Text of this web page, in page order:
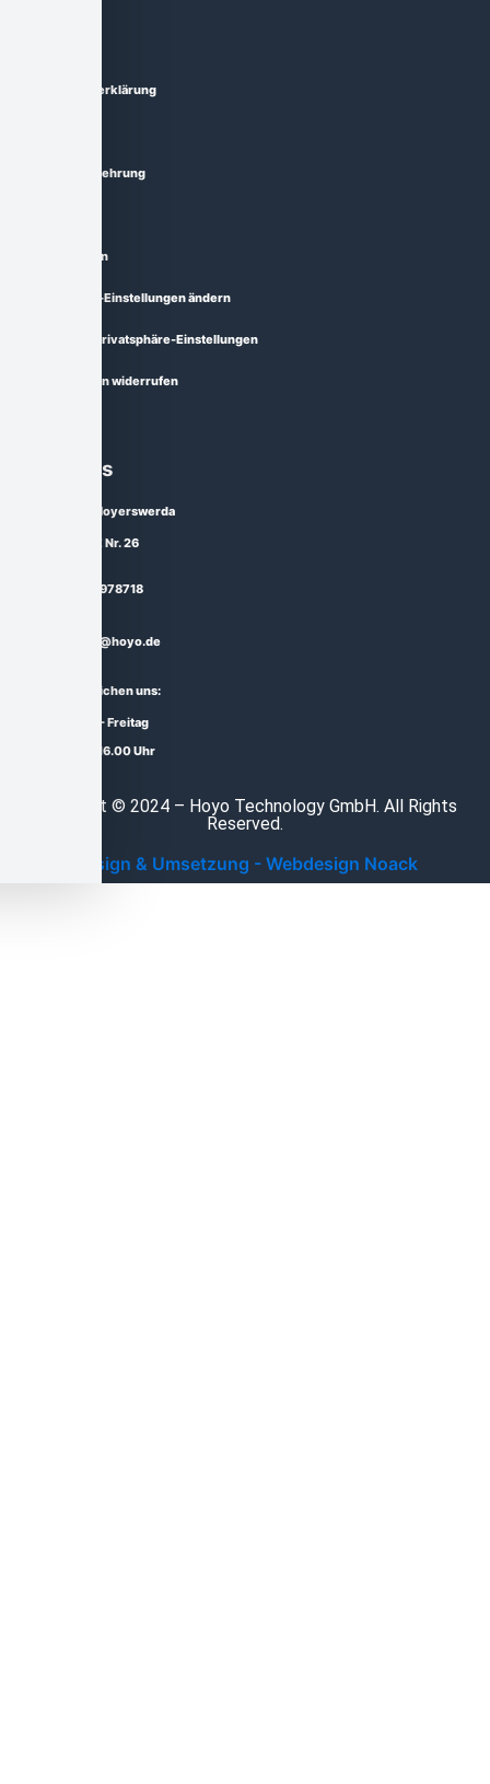
Datenschutzerklärung
Widerrufsbelehrung
Zahlungsarten
Privatsphäre-Einstellungen ändern
Historie der Privatsphäre-Einstellungen
Einwilligungen widerrufen
Über uns
02977 Hoyerswerda
Straße E Nr. 26
03571 - 978718
service@hoyo.de
Sie erreichen uns:
Montag - Freitag
10.00 - 16.00 Uhr
Copyright © 2024 – Hoyo Technology GmbH. All Rights
Reserved.
Design & Umsetzung - Webdesign Noack